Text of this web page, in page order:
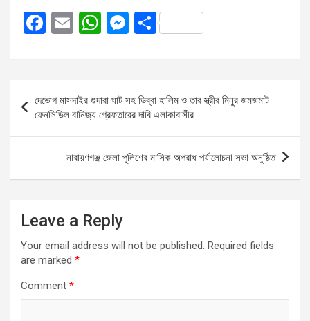
F
ce
o
o
E
ail
W
at
A
p
p
M
se
n
g
er
S
ar
e
navigation
দেভোগ মাসদাইর গুদারা ঘাট সহ ডিব্বা হালিম ও তার স্ত্রীর মিনুর জমজমাট
ফেনসিডিল বানিজ্য গ্রেফতারের দাবি এলাকাবাসীর
নারায়ণগঞ্জ জেলা পুলিশের মাসিক অপরাধ পর্যালোচনা সভা অনুষ্ঠিত
Leave a Reply
Your email address will not be published. Required fields
are marked *
Comment *